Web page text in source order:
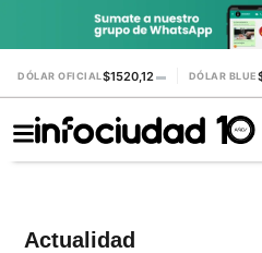
DÓLAR OFICIAL$1520,12 ▬ DÓLAR BLUE
Actualidad